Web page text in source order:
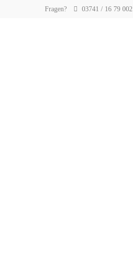
Fragen? 03741 / 16 79 002